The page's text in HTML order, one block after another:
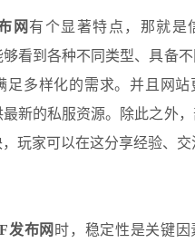
网 有个显著特点，那就是
看到各种不同类型、具备
足多样化的需求。并且网站
新的私服资源。除此之外，
玩家可以在这分享经验、交
发布网 时，稳定性是关键因